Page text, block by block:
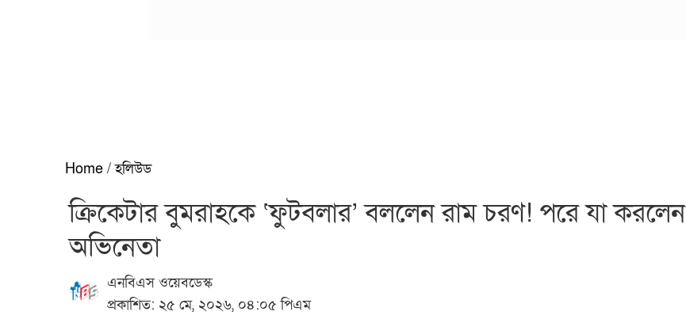
Home / হলিউড
ক্রিকেটার বুমরাহকে ‘ফুটবলার’ বললেন রাম চরণ! পরে যা করলেন
অভিনেতা
এনবিএস ওয়েবডেস্ক
প্রকাশিত: ২৫ মে, ২০২৬, ০৪:০৫ পিএম